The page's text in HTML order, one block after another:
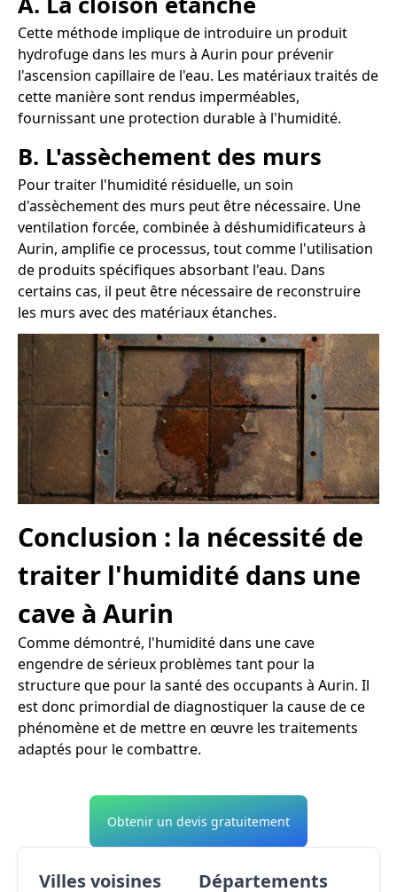
Cette méthode implique de introduire un produit
hydrofuge dans les murs à Aurin pour prévenir
l'ascension capillaire de l'eau. Les matériaux traités de
cette manière sont rendus imperméables,
fournissant une protection durable à l'humidité.
B. L'assèchement des murs
Pour traiter l'humidité résiduelle, un soin
d'assèchement des murs peut être nécessaire. Une
ventilation forcée, combinée à déshumidificateurs à
Aurin, amplifie ce processus, tout comme l'utilisation
de produits spécifiques absorbant l'eau. Dans
certains cas, il peut être nécessaire de reconstruire
les murs avec des matériaux étanches.
Conclusion : la nécessité de
traiter l'humidité dans une
cave à Aurin
Comme démontré, l'humidité dans une cave
engendre de sérieux problèmes tant pour la
structure que pour la santé des occupants à Aurin. Il
est donc primordial de diagnostiquer la cause de ce
phénomène et de mettre en œuvre les traitements
adaptés pour le combattre.
Obtenir un devis gratuitement
Villes voisines Départements